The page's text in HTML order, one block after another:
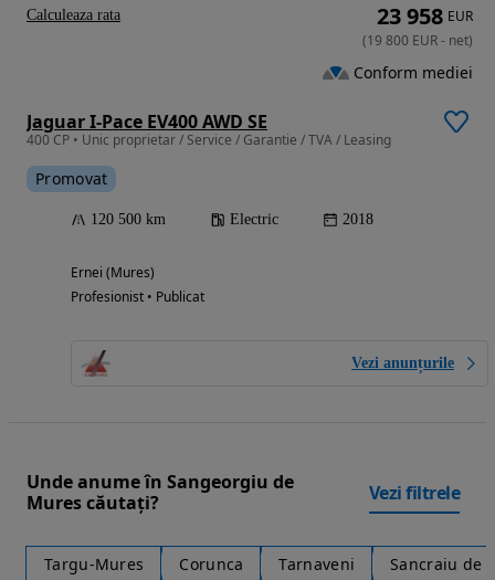
Jaguar I-Pace EV400 AWD SE
400 CP • Unic proprietar / Service / Garantie / TVA / Leasing
Promovat
120 500 km Electric 2018
Ernei (Mures)
Profesionist • Publicat
Vezi anunțurile
23 958 EUR
(19 800 EUR- net)
Conform mediei
Calculeaza rata
Unde anume în Sangeorgiu de
Mures căutați?
Vezi filtrele
Targu-Mures Corunca Tarnaveni Sancraiu de